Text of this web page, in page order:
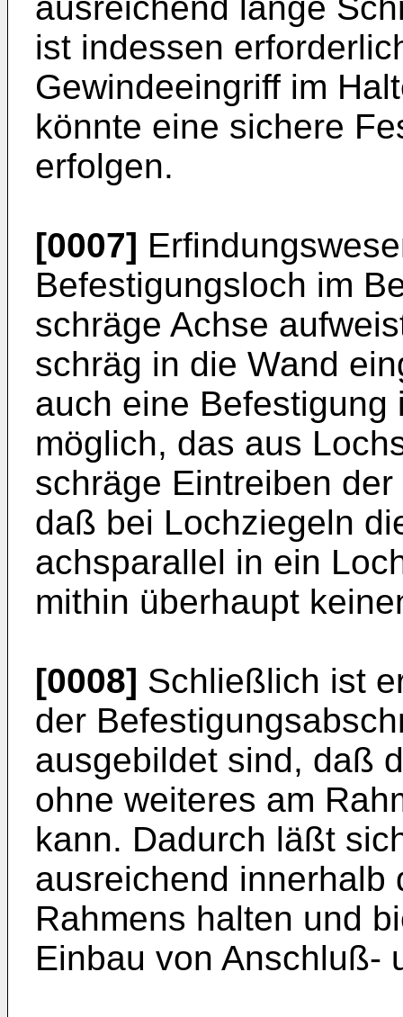
ist indessen
Gewindeeingriff im
könnte eine sichere
erfolgen.
[0007]
Befestigungsloch im
schräge Achse
schräg in die Wand
auch eine Befestigung
möglich, das aus
schräge Eintreiben
daß bei Lochziegeln
achsparallel in ein
mithin überhaupt
[0008] Schließlich ist
der
ausgebildet sind, daß
ohne weiteres am
kann. Dadurch läßt
ausreichend innerhalb
Rahmens halten und
Einbau von Anschluß-